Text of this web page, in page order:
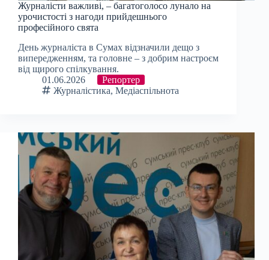
Журналісти важливі, – багатоголосо лунало на
урочистості з нагоди прийдешнього
професійного свята
День журналіста в Сумах відзначили дещо з
випередженням, та головне – з добрим настроєм
від щирого спілкування.
01.06.2026
Репортер
Журналістика, Медіаспільнота